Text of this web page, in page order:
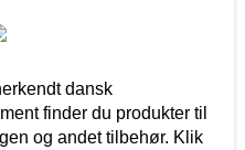
dansk
finder du produkter til
og andet tilbehør. Klik